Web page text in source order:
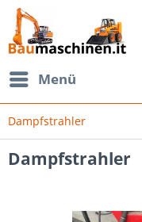
Menü
Dampfstrahler
Dampfstrahler